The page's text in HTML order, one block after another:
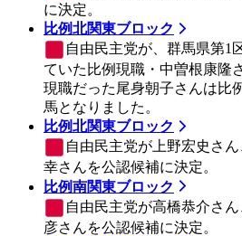
に決定。
比例北関東ブロック
自由民主党が、群馬県第1
ていた比例現職・中曽根康隆
現職だった尾身朝子さんは比
馬となりました。
比例北関東ブロック
自由民主党が上野宏史さ
幸さんを公認候補に決定。
比例南関東ブロック
自由民主党が高橋恭介さ
彦さんを公認候補に決定。